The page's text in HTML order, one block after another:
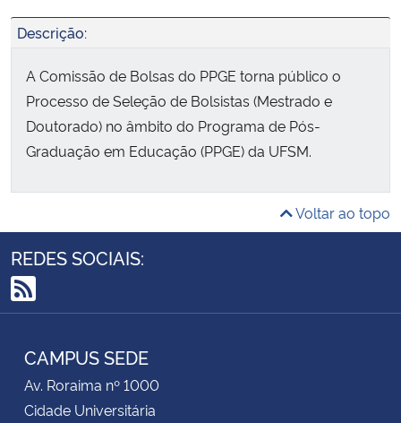
Descrição:
A Comissão de Bolsas do PPGE torna público o
Processo de Seleção de Bolsistas (Mestrado e
Doutorado) no âmbito do Programa de Pós-
Graduação em Educação (PPGE) da UFSM.
Voltar ao topo
REDES SOCIAIS:
RSS
CAMPUS SEDE
Av. Roraima nº 1000
Cidade Universitária